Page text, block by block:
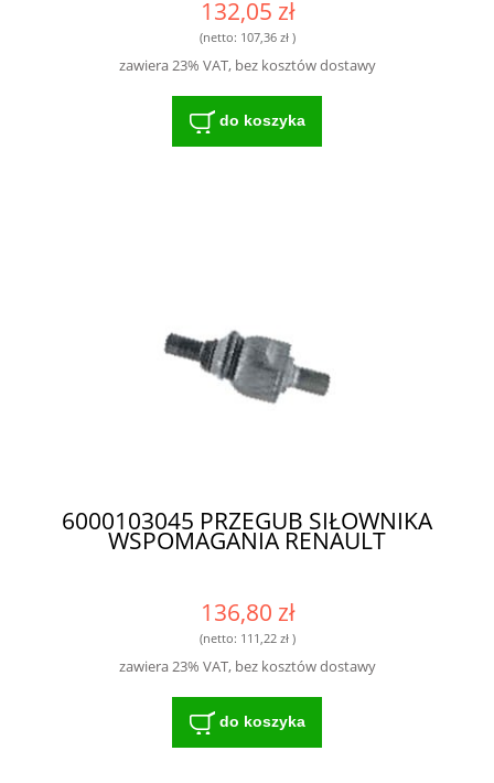
132,05 zł
(netto: 107,36 zł)
zawiera 23% VAT, bez kosztów dostawy
do koszyka
6000103045 PRZEGUB SIŁOWNIKA
WSPOMAGANIA RENAULT
136,80 zł
(netto: 111,22 zł)
zawiera 23% VAT, bez kosztów dostawy
do koszyka